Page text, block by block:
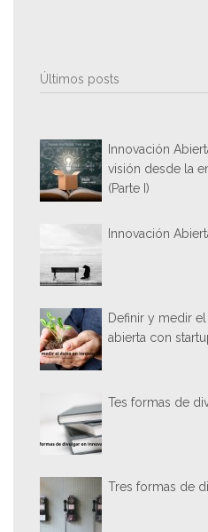
Últimos posts
Innovación
visión desde la
(Parte I)
Innovación
Definir y medir
abierta con
Tes formas de
Tres formas de